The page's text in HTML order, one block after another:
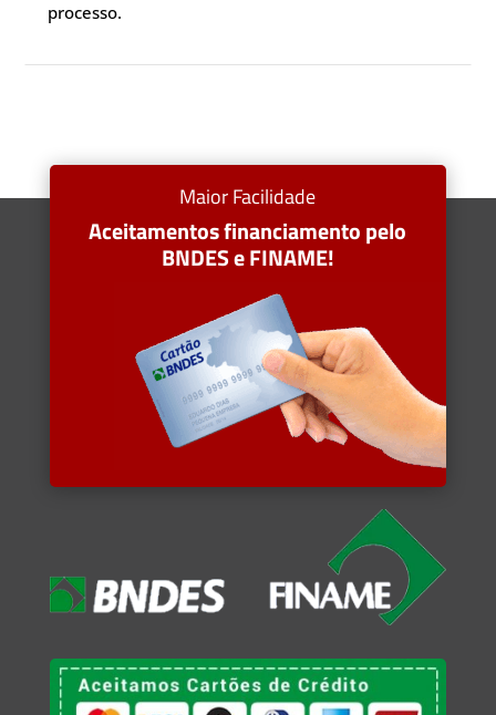
processo.
Maior Facilidade
Aceitamentos financiamento pelo
BNDES e FINAME!